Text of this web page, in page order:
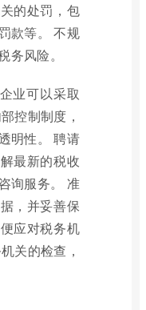
的处罚，包
款等。 不规
务风险。
业可以采取
控制制度，
明性。 聘请
最新的税收
询服务。 准
，并妥善保
应对税务机
关的检查，